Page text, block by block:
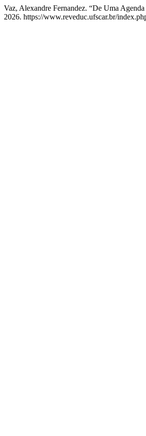
Vaz, Alexandre Fernandez. “De Uma
2026. https://www.reveduc.ufscar.br/